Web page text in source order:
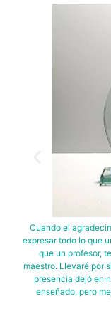
Cuando el
expresar todo lo que
que un profesor,
maestro. Llevaré por
presencia dejó en
enseñado, pero